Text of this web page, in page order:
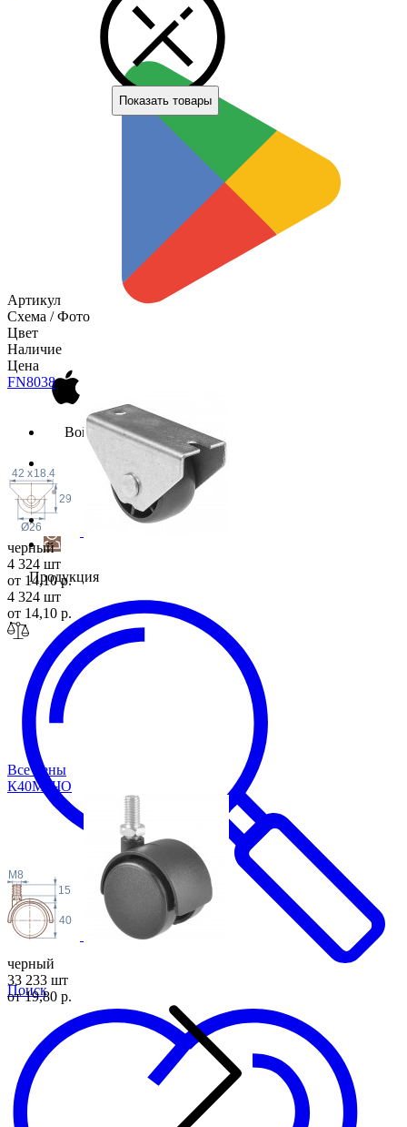
Войти
Продукция
Поиск
Показать товары
Артикул
Схема / Фото
Цвет
Наличие
Цена
FN8038
Ø26
42
29
18.4
x
черный
4 324 шт
от 14,10 р.
4 324 шт
от 14,10 р.
Все цены
К40М8 ЧО
M8
40
15
черный
33 233 шт
от 19,80 р.